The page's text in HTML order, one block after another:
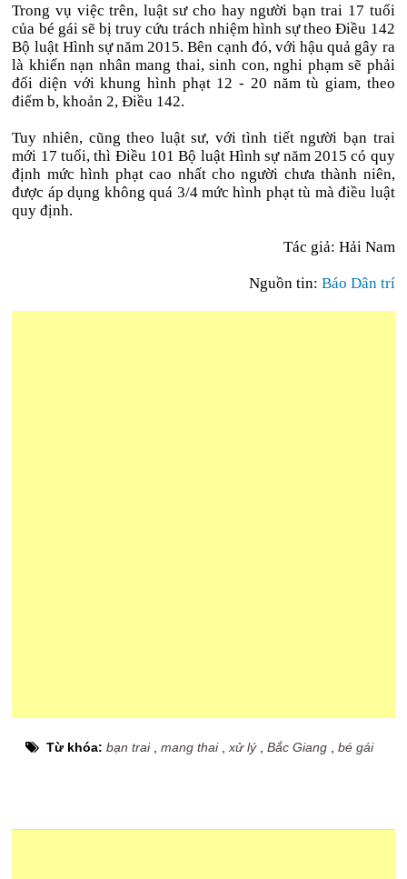
Trong vụ việc trên, luật sư cho hay người bạn trai 17 tuổi
của bé gái sẽ bị truy cứu trách nhiệm hình sự theo Điều 142
Bộ luật Hình sự năm 2015. Bên cạnh đó, với hậu quả gây ra
là khiến nạn nhân mang thai, sinh con, nghi phạm sẽ phải
đối diện với khung hình phạt 12 - 20 năm tù giam, theo
điểm b, khoản 2, Điều 142.
Tuy nhiên, cũng theo luật sư, với tình tiết người bạn trai
mới 17 tuổi, thì Điều 101 Bộ luật Hình sự năm 2015 có quy
định mức hình phạt cao nhất cho người chưa thành niên,
được áp dụng không quá 3/4 mức hình phạt tù mà điều luật
quy định.
Tác giả: Hải Nam
Nguồn tin: Báo Dân trí
Từ khóa:bạn trai,mang thai,xử lý,Bắc Giang ,bé gái